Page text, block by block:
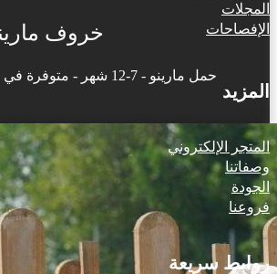
خروف
حمل مارينو - 7-12 شهر - متوفرة في الامارات و الكويت
المجلات
الإفصاحات
المزيد
المتجر الإلكتروني
وصفاتنا
الجودة
فروعنا
روابط سريعة